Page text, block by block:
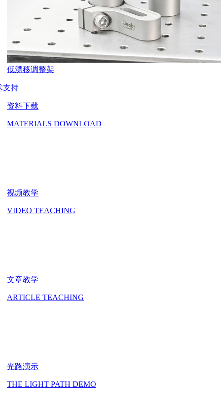
低漂移调整架
支持
资料下载
MATERIALS DOWNLOAD
视频教学
VIDEO TEACHING
文章教学
ARTICLE TEACHING
光路演示
THE LIGHT PATH DEMO